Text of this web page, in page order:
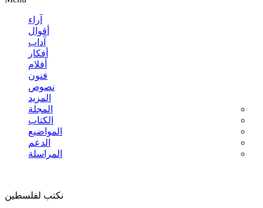
آراء
أقوال
آداب
أفكار
أفلام
فنون
نصوص
المزيد
المجلة
الكتاب
المواضيع
الدعم
المراسلة
نكتب لفلسطين